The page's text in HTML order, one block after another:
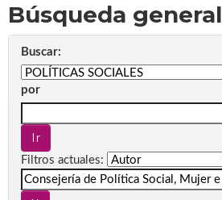
Búsqueda general
Buscar:
por
Filtros actuales: